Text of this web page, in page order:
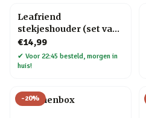
Leafriend
stekjeshouder (set van
3)
€14,99
✔ Voor 22:45 besteld, morgen in
huis!
-20%
Bananenbox